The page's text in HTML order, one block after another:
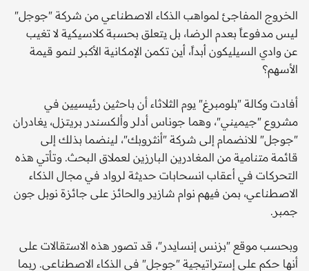
الخروج المفاجئ لمواهب الذكاء الاصطناعي من شركة "جوجل"
ليس مدفوعاً بعدم الرضا، بل يتعلق بحسبة كلاسيكية لا تغيب
عن وادي السيليكون أبداً، أين تكمن الإمكانية الأكبر لنمو قيمة
الأسهم؟
أفادت وكالة "بلومبرغ" يوم الثلاثاء أن باحثين رئيسيين في
مشروع "جيميني"، وهما جوناس أدلر وألكسندر بريتزل، يغادران
"جوجل" للانضمام إلى شركة "أنثروبك"، لينضما بذلك إلى
قائمة متنامية من المغادرين البارزين لعملاق البحث. وتأتي هذه
التحركات في أعقاب انسحابات حديثة لرواد في مجال الذكاء
الاصطناعي، بمن فيهم نوام شازير والحائز على جائزة نوبل جون
جمبر.
وبحسب موقع "بزنس إنسايدر"، قد تصور هذه الاستقالات على
أنها حكم على إستراتيجية "جوجل" في الذكاء الاصطناعي. ربما